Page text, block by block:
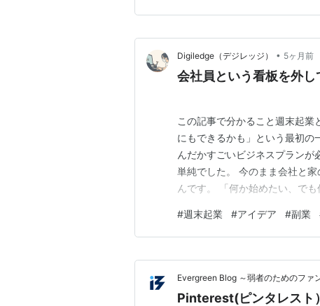
Digiledge（デジレッジ） • 5ヶ月前
会社員という看板を外
この記事で分かること週末起
にもできるかも」という最初の
んだかすごいビジネスプランが
単純でした。 今のまま会社と
んです。 「何か始めたい、で
「Pinterest」を眺めることから
ぶっちゃけ、最初は「5万円」
#週末起業 #アイデア #副業
Evergreen Blog ～弱者のためのファ
Pinterest(ピンタレスト